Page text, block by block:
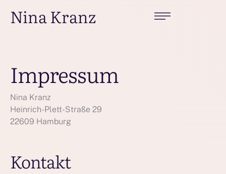
Nina Kranz
Impressum
Nina Kranz
Heinrich-Plett-Straße 29
22609 Hamburg
Kontakt